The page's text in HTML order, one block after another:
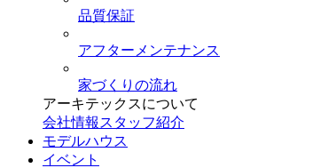
品質保証
アフターメンテナンス
家づくりの流れ
アーキテックスについて
会社情報 スタッフ紹介
モデルハウス
イベント